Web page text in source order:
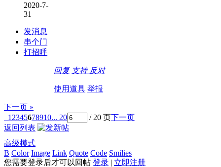
2020-7-
31
发消息
串个门
打招呼
回复 支持 反对
使用道具 举报
下一页 »
1 2345678910... 20 / 20 页下一页
返回列表
高级模式
B Color Image Link Quote Code Smilies
您需要登录后才可以回帖 登录 | 立即注册